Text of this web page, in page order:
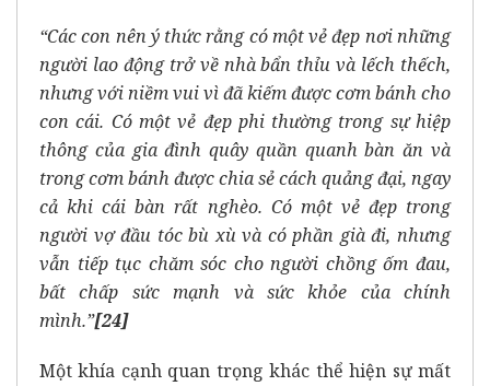
“Các con nên ý thức rằng có một vẻ đẹp nơi những
người lao động trở về nhà bẩn thỉu và lếch thếch,
nhưng với niềm vui vì đã kiếm được cơm bánh cho
con cái. Có một vẻ đẹp phi thường trong sự hiệp
thông của gia đình quây quần quanh bàn ăn và
trong cơm bánh được chia sẻ cách quảng đại, ngay
cả khi cái bàn rất nghèo. Có một vẻ đẹp trong
người vợ đầu tóc bù xù và có phần già đi, nhưng
vẫn tiếp tục chăm sóc cho người chồng ốm đau,
bất chấp sức mạnh và sức khỏe của chính
mình.”[24]
Một khía cạnh quan trọng khác thể hiện sự mất